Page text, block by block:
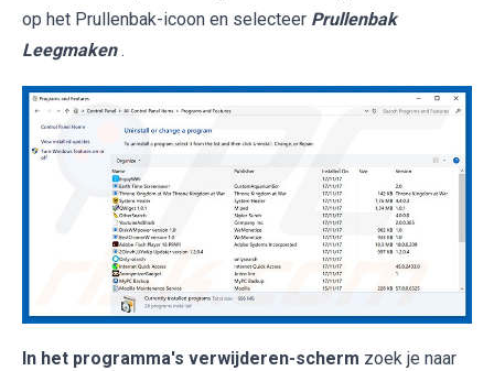
op het Prullenbak-icoon en selecteer Prullenbak
Leegmaken .
In het programma's verwijderen-scherm zoek je naar